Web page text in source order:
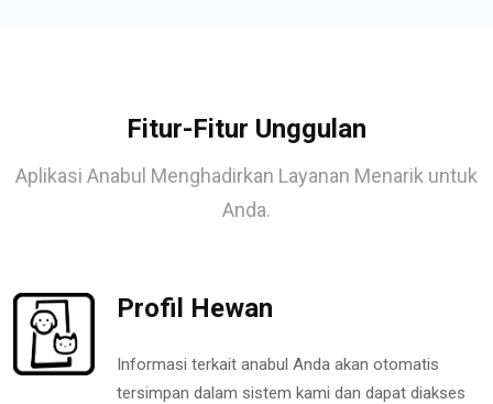
Fitur-Fitur Unggulan
Aplikasi Anabul Menghadirkan Layanan Menarik untuk
Anda.
Profil Hewan
Informasi terkait anabul Anda akan otomatis
tersimpan dalam sistem kami dan dapat diakses